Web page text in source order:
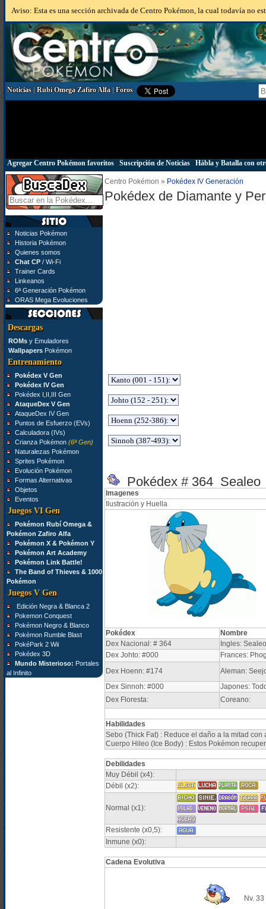
Aviso: Esta es una sección archivada de Centro Pokémon, la cual todavía no
Noticias|Rubí Omega Zafiro Alfa|Foros
Agregar Centro Pokémon favoritos| Suscripción de Noticias| Hábla y Batalla con
Noticias Pokémon
Historia Pokémon
Quienes somos
Chat CP/ Wi-Fi
Trainer Cards
Linkeanos
6ª Generación Pokémon
ORAS Mega Evoluciones
Descargas
ROMsy Emuladores
WallpapersPokémon
Entrenamiento
Pokédex V Gen
Pokédex IV Gen
Pokédex I,II,III Gen
AtaqueDex V Gen
AtaqueDex IV Gen
Puntos de Esfuerzo (EVs)
Calculadora (IVs)
Crianza Pokémon (6ª Gen)
Naturalezas Pokémon
Sprites Pokémon
Evolución Pokémon
Formas Alternativas
Objetos
Eventos
Juegos VI Gen
Pokémon Rubí Omega &
Pokémon Zafiro Alfa
Pokémon X & Pokémon Y
Pokémon Art Academy
Pokémon Link Battle!
The Band of Thieves & 1000
Pokémon
Juegos V Gen
Edición Negra & Blanca 2
Pokemon Conquest
Pokémon Negro & Blanco
Pokémon Rumble Blast
PokéPark 2 Wii
Pokédex 3D
Mundo Misterioso: Portales
al Infinito
Centro Pokémon » Pokédex IV Generación
Pokédex de Diamante y
Pokédex # 364 Sealeo
Imagenes
Ilustración y Huella
Pokédex
Nombre
Dex Nacional: # 364
Ingles: Sealeo
Dex Johto: #000
Frances:
Dex Hoenn: #174
Aleman:
Dex Sinnoh: #000
Japones:
Dex Floresta:
Coreano:
Habilidades
Sebo (Thick Fat) : Reduce el daño a la mitad
Cuerpo Hileo (Ice Body) : Estos Pokémon
Debilidades
Muy Débil (x4):
Débil (x2):
Normal (x1):
Resistente (x0,5):
Inmune (x0):
Cadena Evolutiva
Nv. 33